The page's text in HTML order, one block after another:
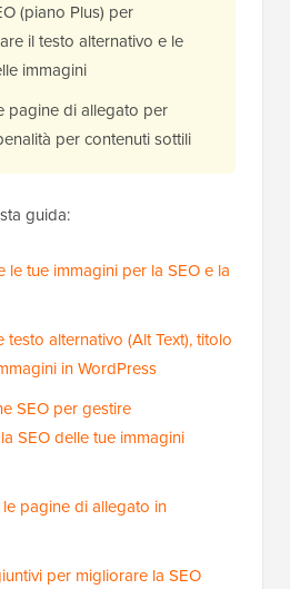
(piano Plus) per
il testo alternativo e le
immagini
pagine di allegato per
per contenuti sottili
guida:
le tue immagini per la SEO e la
alternativo (Alt Text), titolo
in WordPress
SEO per gestire
SEO delle tue immagini
pagine di allegato in
per migliorare la SEO